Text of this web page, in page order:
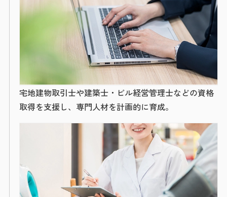
宅地建物取引士や建築士・ビル経営管理士などの資格
取得を支援し、専門人材を計画的に育成。